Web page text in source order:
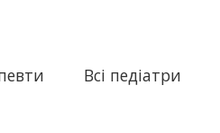
Всі педіатри